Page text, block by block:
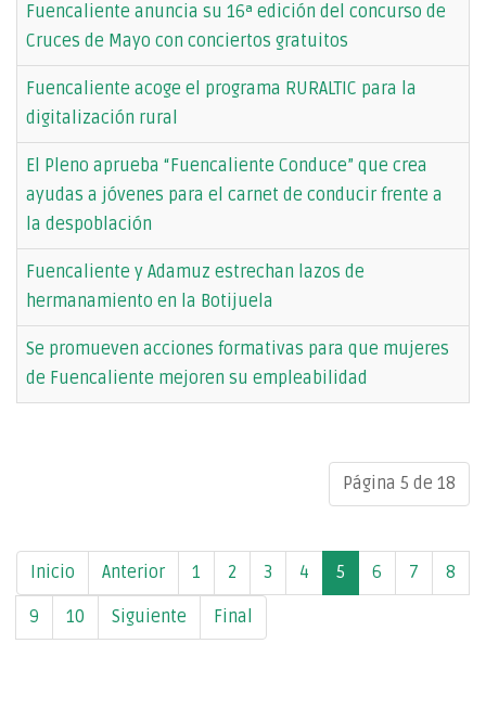
Fuencaliente anuncia su 16ª edición del concurso de
Cruces de Mayo con conciertos gratuitos
Fuencaliente acoge el programa RURALTIC para la
digitalización rural
El Pleno aprueba “Fuencaliente Conduce” que crea
ayudas a jóvenes para el carnet de conducir frente a
la despoblación
Fuencaliente y Adamuz estrechan lazos de
hermanamiento en la Botijuela
Se promueven acciones formativas para que mujeres
de Fuencaliente mejoren su empleabilidad
Página 5 de 18
Inicio Anterior 1 2 3 4 5 6 7 8
9 10 Siguiente Final